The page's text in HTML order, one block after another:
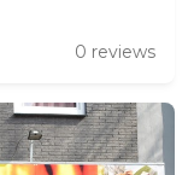
0 reviews